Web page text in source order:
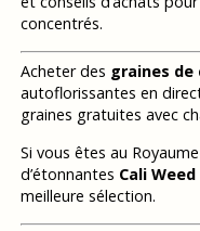
concentrés.
Acheter des graines de
autoflorissantes en
graines gratuites avec
Si vous êtes au
d’étonnantes Cali
meilleure sélection.